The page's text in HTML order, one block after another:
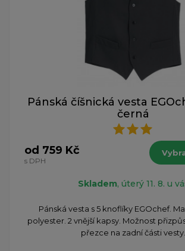
Pánská číšnická vesta
černá
od 759 Kč
s DPH
Skladem, úterý 11. 8. u
Pánská vesta s 5 knoflíky EGOchef.
polyester. 2 vnější kapsy. Možnost
přezce na zadní části vesty.